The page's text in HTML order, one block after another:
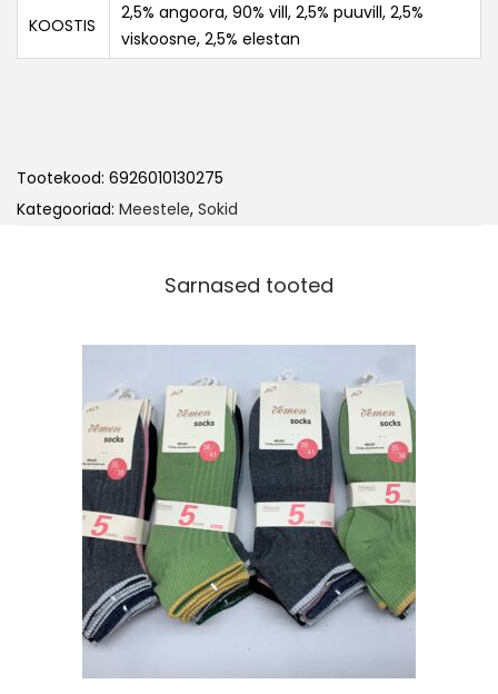
KOOSTIS
2,5% angoora, 90% vill, 2,5% puuvill, 2,5%
viskoosne, 2,5% elestan
Tootekood: 6926010130275
Kategooriad: Meestele, Sokid
Sarnased tooted